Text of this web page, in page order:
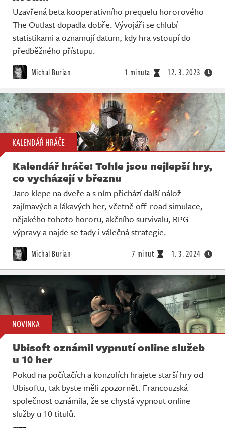
Uzavřená beta kooperativního prequelu hororového
The Outlast dopadla dobře. Vývojáři se chlubí
statistikami a oznamují datum, kdy hra vstoupí do
předběžného přístupu.
Michal Burian 1 minuta 12. 3. 2023
KALENDÁŘ HRÁČE
Kalendář hráče: Tohle jsou nejlepší hry,
co vycházejí v březnu
Jaro klepe na dveře a s ním přichází další nálož
zajímavých a lákavých her, včetně off-road simulace,
nějakého tohoto hororu, akčního survivalu, RPG
výpravy a najde se tady i válečná strategie.
Michal Burian 7 minut 1. 3. 2024
NOVINKA
Ubisoft oznámil vypnutí online služeb
u 10 her
Pokud na počítačích a konzolích hrajete starší hry od
Ubisoftu, tak byste měli zpozornět. Francouzská
společnost oznámila, že se chystá vypnout online
služby u 10 titulů.